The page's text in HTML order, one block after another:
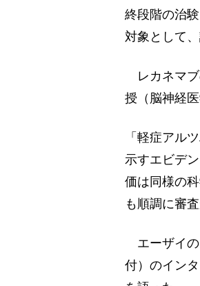
終段階の治
対象として
レカネマブ
授（脳神経
「軽症アル
示すエビデ
価は同様の
も順調に審
エーザイの
付）のイン